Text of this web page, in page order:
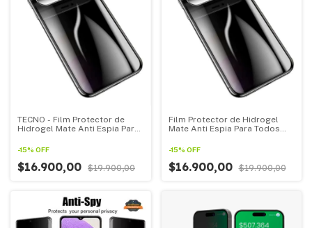
TECNO - Film Protector de
Hidrogel Mate Anti Espia Para
-15% OFF
$16.900,00 $19.900,00
Film Protector de Hidrogel
Mate Anti Espia Para Todos
-15% OFF
$16.900,00 $19.900,00